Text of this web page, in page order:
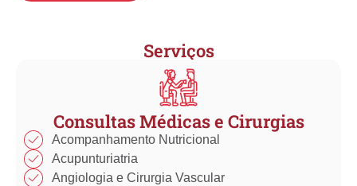
Serviços
Consultas Médicas e Cirurgias
Acompanhamento Nutricional
Acupunturiatria
Angiologia e Cirurgia Vascular